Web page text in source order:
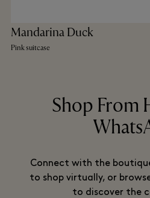
Mandarina Duck
Pink suitcase
Shop From
Connect with the
to shop virtually, or
to discover the